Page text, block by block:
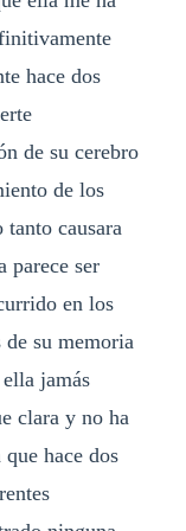
hace dos
de su cerebro
de los
causara
parece ser
en los
su memoria
jamás
clara y no ha
hace dos